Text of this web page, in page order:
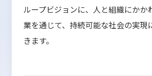
ループビジョンに、人と組織にかか
業を通じて、持続可能な社会の実現
きます。